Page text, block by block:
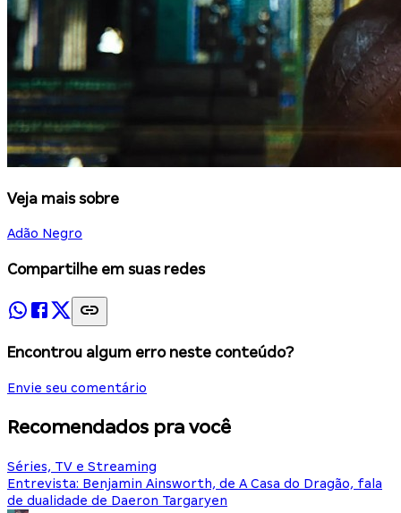
Veja mais sobre
Adão Negro
Compartilhe em suas redes
Encontrou algum erro neste conteúdo?
Envie seu comentário
Recomendados pra você
Séries, TV e Streaming
Entrevista: Benjamin Ainsworth, de A Casa do Dragão, fala
de dualidade de Daeron Targaryen